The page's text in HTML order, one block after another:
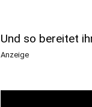
Und so bereitet
Anzeige